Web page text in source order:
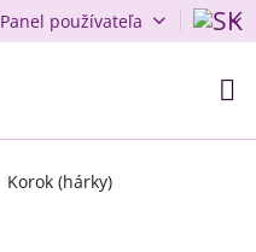
Panel používateľa
Korok (hárky)